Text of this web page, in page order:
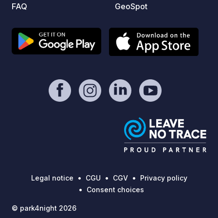
FAQ
GeoSpot
Legal notice CGU CGV
Privacy policy
Consent choices
© park4night 2026